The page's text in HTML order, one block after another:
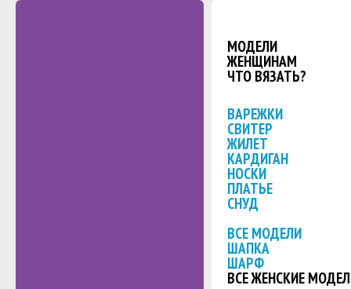
МОДЕЛИ
ЖЕНЩИНАМ
ЧТО ВЯЗАТЬ?
ВАРЕЖКИ
СВИТЕР
ЖИЛЕТ
КАРДИГАН
НОСКИ
ПЛАТЬЕ
СНУД
ВСЕ МОДЕЛИ
ШАПКА
ШАРФ
ВСЕ ЖЕНСКИЕ